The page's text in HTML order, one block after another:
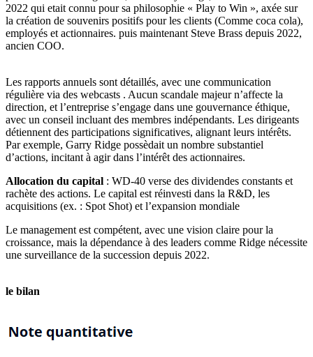
2022 qui etait connu pour sa philosophie « Play to Win », axée sur
la création de souvenirs positifs pour les clients (Comme coca cola),
employés et actionnaires. puis maintenant Steve Brass depuis 2022,
ancien COO.
Les rapports annuels sont détaillés, avec une communication
régulière via des webcasts . Aucun scandale majeur n’affecte la
direction, et l’entreprise s’engage dans une gouvernance éthique,
avec un conseil incluant des membres indépendants. Les dirigeants
détiennent des participations significatives, alignant leurs intérêts.
Par exemple, Garry Ridge possèdait un nombre substantiel
d’actions, incitant à agir dans l’intérêt des actionnaires.
Allocation du capital : WD-40 verse des dividendes constants et
rachète des actions. Le capital est réinvesti dans la R&D, les
acquisitions (ex. : Spot Shot) et l’expansion mondiale
Le management est compétent, avec une vision claire pour la
croissance, mais la dépendance à des leaders comme Ridge nécessite
une surveillance de la succession depuis 2022.
le bilan